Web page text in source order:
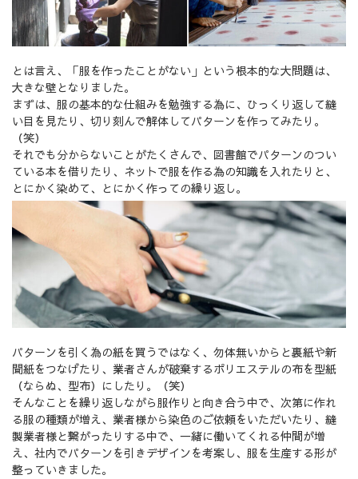
とは言え、「服を作ったことがない」という根本的な大問題は、
大きな壁となりました。
まずは、服の基本的な仕組みを勉強する為に、ひっくり返して縫
い目を見たり、切り刻んで解体してパターンを作ってみたり。
（笑）
それでも分からないことがたくさんで、図書館でパターンのつい
ている本を借りたり、ネットで服を作る為の知識を入れたりと、
とにかく染めて、とにかく作っての繰り返し。
パターンを引く為の紙を買うではなく、勿体無いからと裏紙や新
聞紙をつなげたり、業者さんが破棄するポリエステルの布を型紙
（ならぬ、型布）にしたり。（笑）
そんなことを繰り返しながら服作りと向き合う中で、次第に作れ
る服の種類が増え、業者様から染色のご依頼をいただいたり、縫
製業者様と繋がったりする中で、一緒に働いてくれる仲間が増
え、社内でパターンを引きデザインを考案し、服を生産する形が
整っていきました。